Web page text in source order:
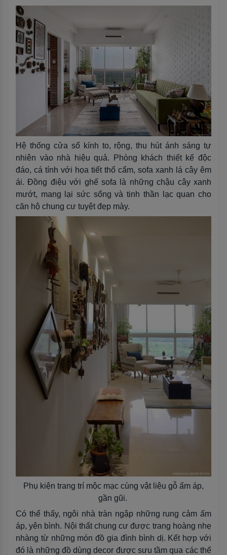
Hệ thống cửa sổ kính to, rộng, thu hút ánh sáng tự
nhiên vào nhà hiệu quả. Phòng khách thiết kế độc
đáo, cá tính với họa tiết thổ cẩm, sofa xanh lá cây êm
ái. Đồng điệu với ghế sofa là những chậu cây xanh
mướt, mang lại sức sống và tinh thần lạc quan cho
căn hộ chung cư tuyệt đẹp mày.
Phụ kiện trang trí mộc mạc cùng vật liệu gỗ ấm áp,
gần gũi.
Có thể thấy, ngôi nhà tràn ngập những rung cảm ấm
áp, yên bình. Nội thất chung cư được trang hoàng nhẹ
nhàng từ những món đồ gia đình bình dị. Kết hợp với
đó là những đồ dùng decor được sưu tầm qua các thế